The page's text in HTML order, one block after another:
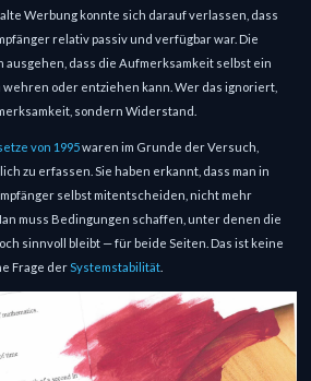
Werbung konnte sich darauf verlassen, dass
relativ passiv und verfügbar war. Die
ausgehen, dass die Aufmerksamkeit selbst ein
wehren oder entziehen kann. Wer das ignoriert,
sondern Widerstand.
von 1995 waren im Grunde der Versuch,
zu erfassen. Sie haben erkannt, dass man in
selbst mitentscheiden, nicht mehr
muss Bedingungen schaffen, unter denen die
sinnvoll bleibt — für beide Seiten. Das ist keine
Frage der Systemstabilität